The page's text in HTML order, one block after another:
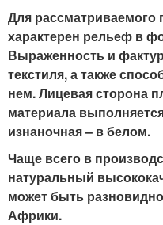
Для рассматриваемого
характерен рельеф в
Выраженность и
текстиля, а также
нем. Лицевая сторона
материала
изнаночная – в белом.
Чаще всего в
натуральный
может быть
Африки.